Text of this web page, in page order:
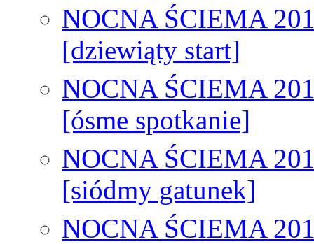
NOCNA ŚCIEMA
[dziewiąty start]
NOCNA ŚCIEMA
[ósme spotkanie]
NOCNA ŚCIEMA
[siódmy gatunek]
NOCNA ŚCIEMA